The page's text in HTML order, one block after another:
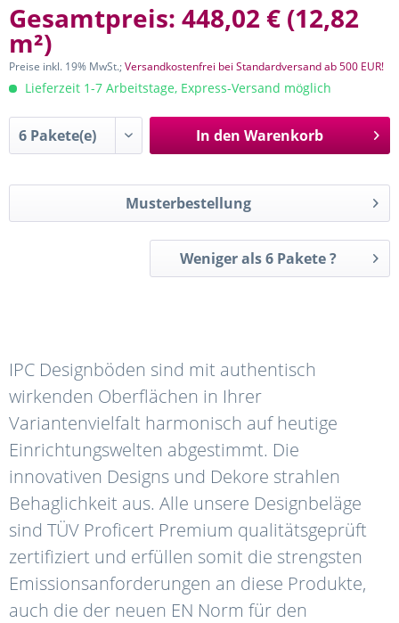
Gesamtpreis: 448,02 € (12,82
m²)
Preise inkl. 19% MwSt.;Versandkostenfrei bei Standardversand ab 500 EUR!
Lieferzeit 1-7 Arbeitstage, Express-Versand möglich
In den Warenkorb
Musterbestellung
Weniger als 6 Pakete ?
IPC Designböden sind mit authentisch
wirkenden Oberflächen in Ihrer
Variantenvielfalt harmonisch auf heutige
Einrichtungswelten abgestimmt. Die
innovativen Designs und Dekore strahlen
Behaglichkeit aus. Alle unsere Designbeläge
sind TÜV Proficert Premium qualitätsgeprüft
zertifiziert und erfüllen somit die strengsten
Emissionsanforderungen an diese Produkte,
auch die der neuen EN Norm für den